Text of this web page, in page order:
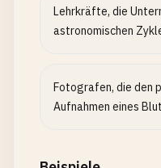
Lehrkräfte, die
astronomischen
Fotografen, die den
Aufnahmen eines